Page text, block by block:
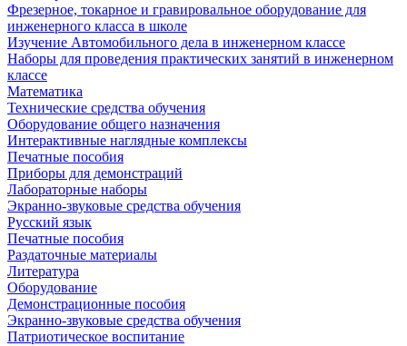
Фрезерное, токарное и гравировальное оборудование для
инженерного класса в школе
Изучение Автомобильного дела в инженерном классе
Наборы для проведения практических занятий в инженерном
классе
Математика
Технические средства обучения
Оборудование общего назначения
Интерактивные наглядные комплексы
Печатные пособия
Приборы для демонстраций
Лабораторные наборы
Экранно-звуковые средства обучения
Русский язык
Печатные пособия
Раздаточные материалы
Литература
Оборудование
Демонстрационные пособия
Экранно-звуковые средства обучения
Патриотическое воспитание